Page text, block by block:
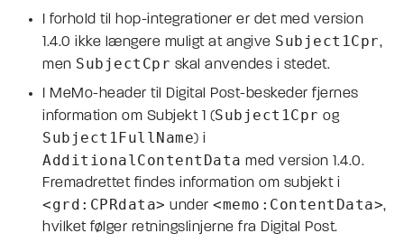
I forhold til hop-integrationer er det med version
1.4.0 ikke længere muligt at angive Subject1Cpr,
men SubjectCpr skal anvendes i stedet.
I MeMo-header til Digital Post-beskeder fjernes
information om Subjekt 1 (Subject1Cpr og
Subject1FullName) i
AdditionalContentData med version 1.4.0.
Fremadrettet findes information om subjekt i
<grd:CPRdata> under <memo:ContentData>,
hvilket følger retningslinjerne fra Digital Post.